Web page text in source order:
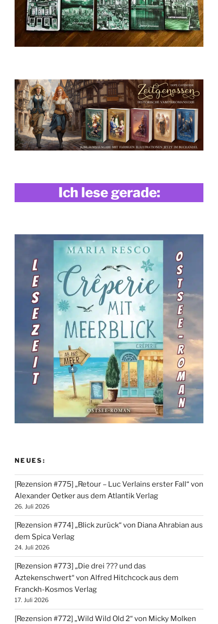
Ich lese gerade:
NEUES:
[Rezension #775] „Retour – Luc Verlains erster Fall“ von
Alexander Oetker aus dem Atlantik Verlag
26. Juli 2026
[Rezension #774] „Blick zurück“ von Diana Ahrabian aus
dem Spica Verlag
24. Juli 2026
[Rezension #773] „Die drei ??? und das
Aztekenschwert“ von Alfred Hitchcock aus dem
Franckh-Kosmos Verlag
17. Juli 2026
[Rezension #772] „Wild Wild Old 2“ von Micky Molken